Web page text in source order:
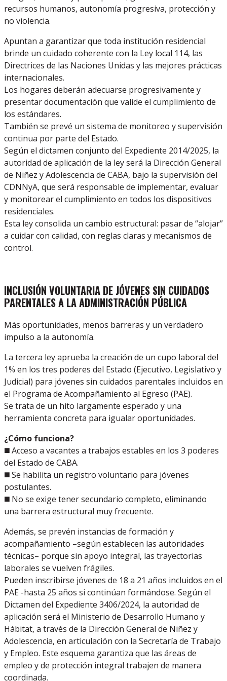
recursos humanos, autonomía progresiva, protección y
no violencia.
Apuntan a garantizar que toda institución residencial
brinde un cuidado coherente con la Ley local 114, las
Directrices de las Naciones Unidas y las mejores prácticas
internacionales.
Los hogares deberán adecuarse progresivamente y
presentar documentación que valide el cumplimiento de
los estándares.
También se prevé un sistema de monitoreo y supervisión
continua por parte del Estado.
Según el dictamen conjunto del Expediente 2014/2025, la
autoridad de aplicación de la ley será la Dirección General
de Niñez y Adolescencia de CABA, bajo la supervisión del
CDNNyA, que será responsable de implementar, evaluar
y monitorear el cumplimiento en todos los dispositivos
residenciales.
Esta ley consolida un cambio estructural: pasar de “alojar”
a cuidar con calidad, con reglas claras y mecanismos de
control.
INCLUSIÓN VOLUNTARIA DE JÓVENES SIN CUIDADOS
PARENTALES A LA ADMINISTRACIÓN PÚBLICA
Más oportunidades, menos barreras y un verdadero
impulso a la autonomía.
La tercera ley aprueba la creación de un cupo laboral del
1% en los tres poderes del Estado (Ejecutivo, Legislativo y
Judicial) para jóvenes sin cuidados parentales incluidos en
el Programa de Acompañamiento al Egreso (PAE).
Se trata de un hito largamente esperado y una
herramienta concreta para igualar oportunidades.
¿Cómo funciona?
◼️ Acceso a vacantes a trabajos estables en los 3 poderes
del Estado de CABA.
◼️ Se habilita un registro voluntario para jóvenes
postulantes.
◼️ No se exige tener secundario completo, eliminando
una barrera estructural muy frecuente.
Además, se prevén instancias de formación y
acompañamiento –según establecen las autoridades
técnicas– porque sin apoyo integral, las trayectorias
laborales se vuelven frágiles.
Pueden inscribirse jóvenes de 18 a 21 años incluidos en el
PAE -hasta 25 años si continúan formándose. Según el
Dictamen del Expediente 3406/2024, la autoridad de
aplicación será el Ministerio de Desarrollo Humano y
Hábitat, a través de la Dirección General de Niñez y
Adolescencia, en articulación con la Secretaría de Trabajo
y Empleo. Este esquema garantiza que las áreas de
empleo y de protección integral trabajen de manera
coordinada.